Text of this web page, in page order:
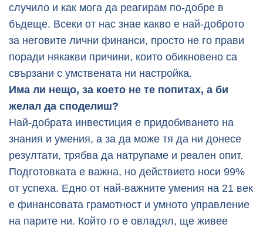
случило и как мога да реагирам по-добре в
бъдеще. Всеки от нас знае какво е най-доброто
за неговите лични финанси, просто не го прави
поради някакви причини, които обикновено са
свързани с умствената ни настройка.
Има ли нещо, за което не те попитах, а би
желал да споделиш?
Най-добрата инвестиция е придобиването на
знания и умения, а за да може тя да ни донесе
резултати, трябва да натрупаме и реален опит.
Подготовката е важна, но действието носи 99%
от успеха. Едно от най-важните умения на 21 век
е финансовата грамотност и умното управление
на парите ни. Който го е овладял, ще живее